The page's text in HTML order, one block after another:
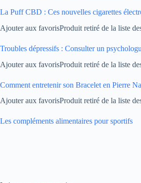
La Puff CBD : Ces nouvelles cigarettes
Ajouter aux favorisProduit retiré de la liste
Troubles dépressifs : Consulter un
Ajouter aux favorisProduit retiré de la liste
Comment entretenir son Bracelet en Pierre
Ajouter aux favorisProduit retiré de la liste
Les compléments alimentaires pour sportifs